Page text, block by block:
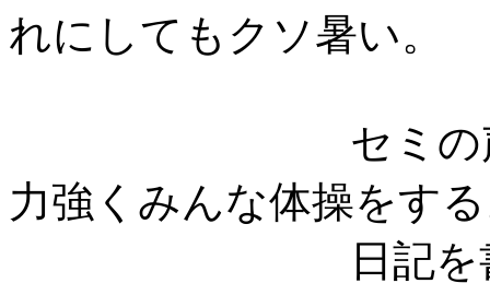
れにしてもクソ暑い。
セミ
力強くみんな体操をす
日記